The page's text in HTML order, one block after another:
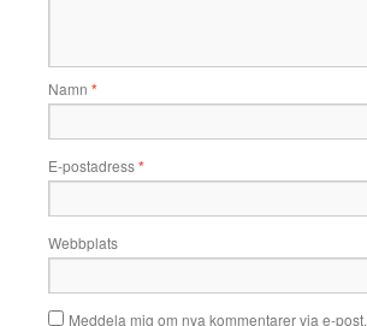
Namn *
E-postadress*
Webbplats
Meddela mig om nya kommentarer via e-post.